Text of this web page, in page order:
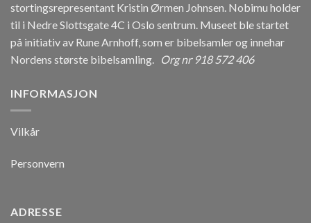
stortingsrepresentant Kristin Ørmen Johnsen. Nobimu holder
til i Nedre Slottsgate 4C i Oslo sentrum. Museet ble startet
på initiativ av Rune Arnhoff, som er bibelsamler og innehar
Nordens største bibelsamling. Org nr 918 572 406
INFORMASJON
Vilkår
Personvern
ADRESSE